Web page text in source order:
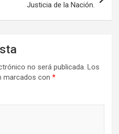
Justicia de la Nación.
no será publicada. Los
marcados con *